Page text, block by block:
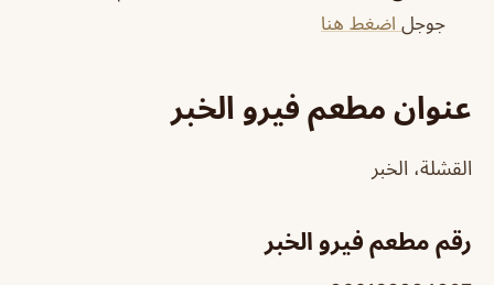
جوجل اضغط هنا
عنوان مطعم فيرو الخبر
القشلة، الخبر
رقم مطعم فيرو الخبر